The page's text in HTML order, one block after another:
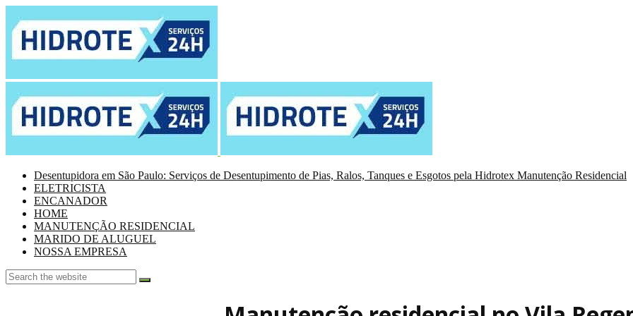
Desentupidora em São Paulo: Serviços de Desentupimento de Pias, Ralos, Tanques e Esgotos pela Hidrotex Manutenção Residencial
ELETRICISTA
ENCANADOR
HOME
MANUTENÇÃO RESIDENCIAL
MARIDO DE ALUGUEL
NOSSA EMPRESA